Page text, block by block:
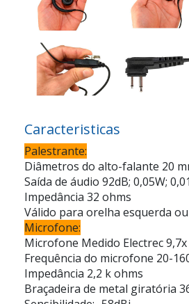
Caracteristicas
Palestrante:
Diâmetros do alto-falante 20
Saída de áudio 92dB; 0,05W;
Impedância 32 ohms
Válido para orelha esquerda
Microfone:
Microfone Medido Electrec 9,7x
Frequência do microfone 20-
Impedância 2,2 k ohms
Braçadeira de metal giratória